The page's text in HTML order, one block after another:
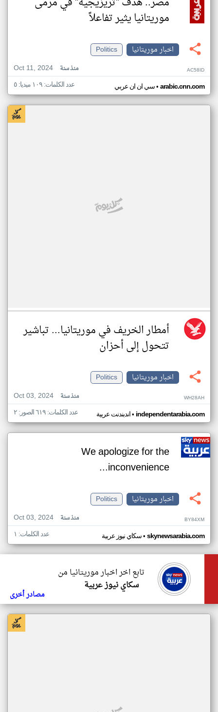
موريتانيا يثير تفاعلاً
اخبار موريتانيا
Politics
Oct 11, 2024
منذ سنة AC58ID
سي ان ان عربي• arabic.cnn.com عدد الكلمات: ١٠٩ ميديا: ٥
أمطار الخريف في موريتانيا... تباشير
تتحول إلى أحزان
اخبار موريتانيا
Politics
Oct 03, 2024
منذ سنة WH28AH
اندبندنت عربية• independentarabia.com عدد الكلمات: ٦١٩ الصور: ٢
We apologize for the
inconvenience...
اخبار موريتانيا
Politics
Oct 03, 2024
منذ سنة BY84XM
سكاي نيوز عربية• skynewsarabia.com عدد الكلمات: ١
تابع اخر اخبار موريتانيا من
سكاي نيوز عربية
مصادر أخرى